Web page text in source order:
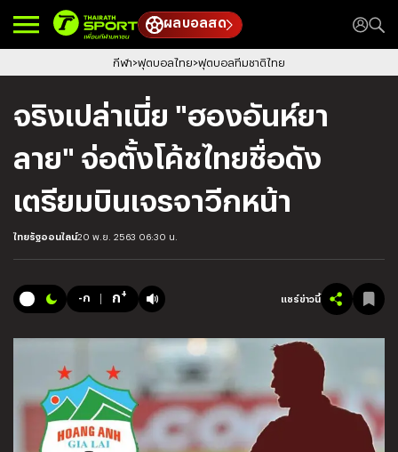
ผลบอลสด
กีฬา ฟุตบอลไทย ฟุตบอลทีมชาติไทย
จริงเปล่าเนี่ย "ฮองอันห์ยา
ลาย" จ่อตั้งโค้ชไทยชื่อดัง
เตรียมบินเจรจาวีกหน้า
ไทยรัฐออนไลน์20 พ.ย. 2563 06:30 น.
-ก ก+ แชร์ข่าวนี้